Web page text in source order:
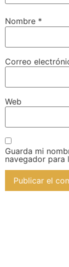
Nombre *
Correo
Web
Guarda mi
navegador para